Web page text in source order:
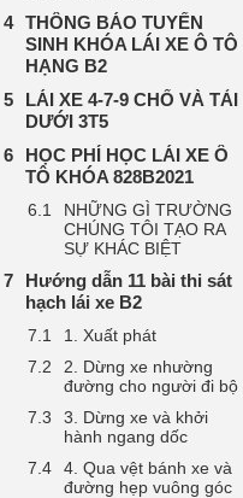
THÔNG BÁO TUYỂN
SINH KHÓA LÁI XE Ô TÔ
HẠNG B2
LÁI XE 4-7-9 CHỔ VÀ TẢI
DƯỚI 3T5
HỌC PHÍ HỌC LÁI XE Ô
TÔ KHÓA 828B2021
NHỮNG GÌ TRƯỜNG
CHÚNG TÔI TẠO RA
SỰ KHÁC BIỆT
Hướng dẫn 11 bài thi sát
hạch lái xe B2
1. Xuất phát
2. Dừng xe nhường
đường cho người đi bộ
3. Dừng xe và khởi
hành ngang dốc
4. Qua vệt bánh xe và
đường hẹp vuông góc